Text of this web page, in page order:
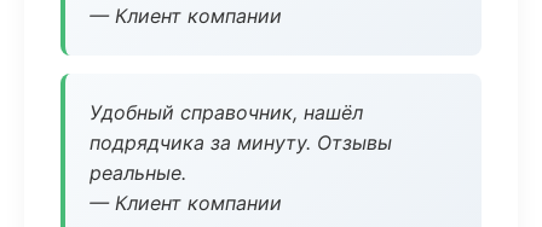
— Клиент компании
Удобный справочник, нашёл
подрядчика за минуту. Отзывы
реальные.
— Клиент компании